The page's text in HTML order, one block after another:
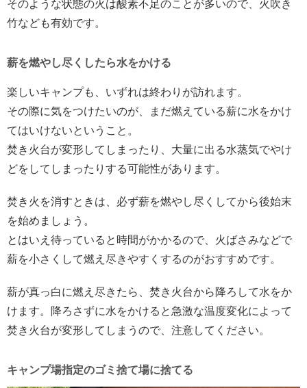
そのような状態の火は酸素不足のことが多いので、火吹き
竹なども有効です。
薪を燃やし尽くしたら水をかける
楽しいキャンプも、いずれは終わりが訪れます。
その際に気をつけたいのが、まだ燃えている薪に水をかけ
てはいけないということ。
焚き火台が変形してしまったり、大量に出る水蒸気でやけ
どをしてしまったりする可能性があります。
焚き火を消すときは、必ず薪を燃やし尽くしてから後始末
を始めましょう。
とはいえ待っていると時間がかかるので、火ばさみなどで
薪を小さくして燃え尽きやすくするのがおすすめです。
薪が真っ白に燃え尽きたら、焚き火台から降ろして水をか
けます。降ろさずに水をかけると急激な温度変化によって
焚き火台が変形してしまうので、注意してください。
キャンプ場指定のゴミ捨て場に捨てる